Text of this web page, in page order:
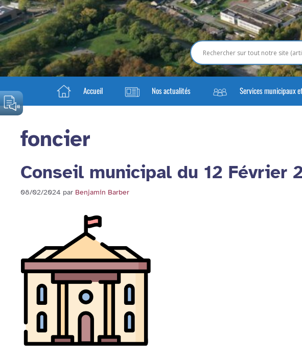
Accueil Nos actualités Services municipaux
foncier
Conseil municipal du 12 Février
08/02/2024 par Benjamin Barber